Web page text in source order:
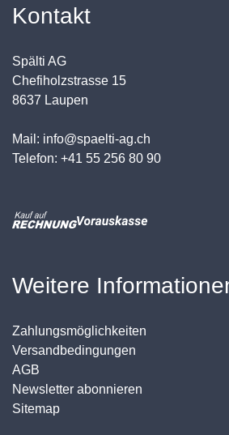
Kontakt
Spälti AG
Chefiholzstrasse 15
8637 Laupen
Mail: info@spaelti-ag.ch
Telefon: +41 55 256 80 90
Weitere
Zahlungsmöglichkeiten
Versandbedingungen
AGB
Newsletter abonnieren
Sitemap